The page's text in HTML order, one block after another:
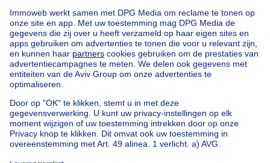
Appartementsblok te koop
Bel-etage te koop
Uitzonderlijk vastgoed te koop
Boerderij te koop
Bungalow te koop
Chalet te koop
Kasteel te koop
Landhuis te koop
Gebouw gemengd gebruik te koop
Andere panden te koop
Manoir te koop
Onze huizen buiten BelgiëHuis te koop Frankrijk
Huis te koop Spanje
Huis te koop Luxemburg
Huis te koop Nederland
Over
Tools